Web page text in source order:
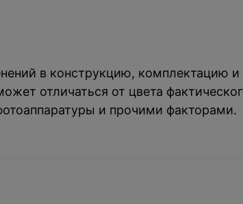
в конструкцию, комплектацию и
отличаться от цвета
и прочими факторами.